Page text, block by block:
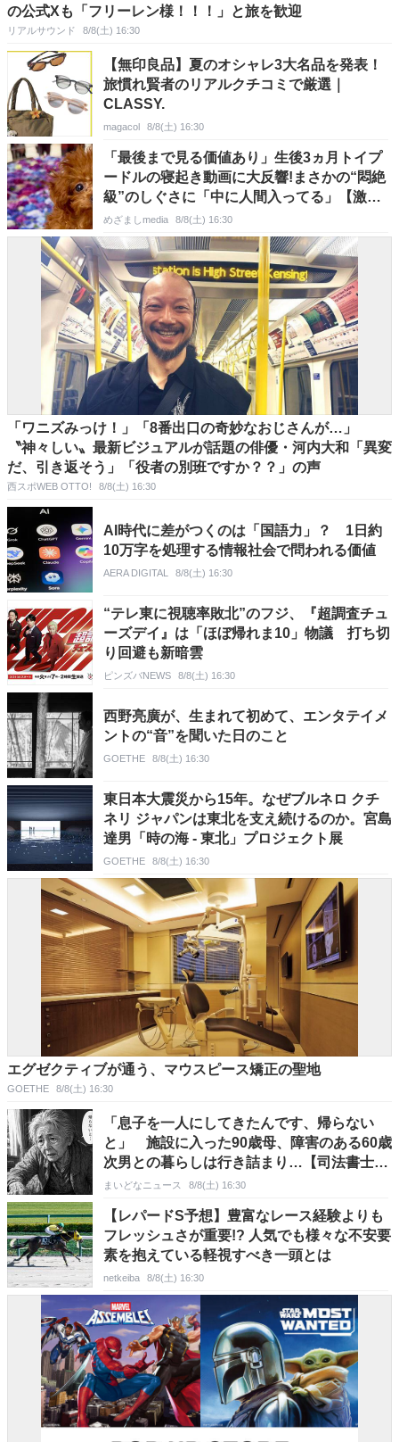
の公式Xも「フリーレン様！！！」と旅を歓迎
リアルサウンド 8/8(土) 16:30
【無印良品】夏のオシャレ3大名品を発表！
旅慣れ賢者のリアルクチコミで厳選｜
CLASSY.
magacol 8/8(土) 16:30
「最後まで見る価値あり」生後3ヵ月トイプ
ードルの寝起き動画に大反響!まさかの“悶絶
級”のしぐさに「中に人間入ってる」【激か
わアニマル奇跡の瞬間】
めざましmedia 8/8(土) 16:30
「ワニズみっけ！」「8番出口の奇妙なおじさんが…」
〝神々しい〟最新ビジュアルが話題の俳優・河内大和「異変
だ、引き返そう」「役者の別班ですか？？」の声
西スポWEB OTTO! 8/8(土) 16:30
AI時代に差がつくのは「国語力」？ 1日約
10万字を処理する情報社会で問われる価値
AERA DIGITAL 8/8(土) 16:30
“テレ東に視聴率敗北”のフジ、『超調査チュ
ーズデイ』は「ほぼ帰れま10」物議 打ち切
り回避も新暗雲
ピンズバNEWS 8/8(土) 16:30
西野亮廣が、生まれて初めて、エンタテイメ
ントの“音”を聞いた日のこと
GOETHE 8/8(土) 16:30
東日本大震災から15年。なぜブルネロ クチ
ネリ ジャパンは東北を支え続けるのか。宮島
達男「時の海 - 東北」プロジェクト展
GOETHE 8/8(土) 16:30
エグゼクティブが通う、マウスピース矯正の聖地
GOETHE 8/8(土) 16:30
「息子を一人にしてきたんです、帰らない
と」 施設に入った90歳母、障害のある60歳
次男との暮らしは行き詰まり…【司法書士の
現場から】
まいどなニュース 8/8(土) 16:30
【レパードS予想】豊富なレース経験よりも
フレッシュさが重要!? 人気でも様々な不安要
素を抱えている軽視すべき一頭とは
netkeiba 8/8(土) 16:30